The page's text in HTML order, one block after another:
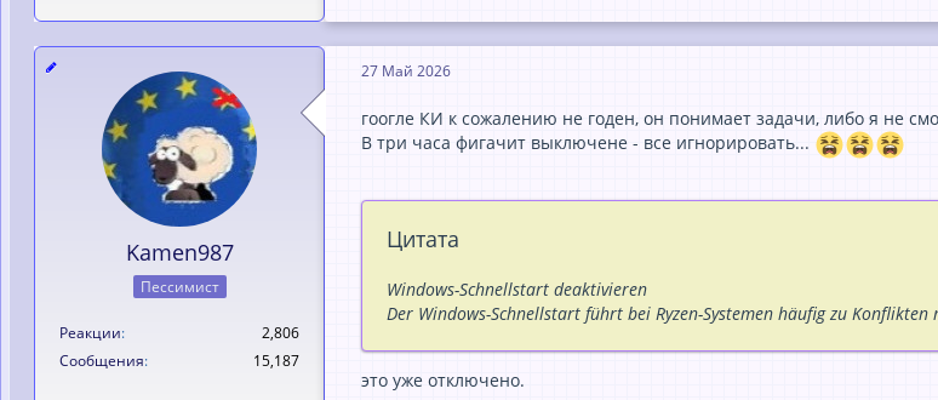
Wenn am nächsten Morgen um 03:00 Uhr ein Benutzer angemeldet ist,
Wichtiger Hinweis
Datenverlust-Risiko: Wenn Sie diese Änderung aktiv setzen,
Benutzern um 03:00 Uhr ohne Vorwarnung geschlossenund
Kamen987
Пессимист
Реакции
2,806
Сообщения
15,187
27 Май 2026
гоогле КИ к сожалению не годен, он понимает задачи, либо я не
В три часа фигачит выключене - все игнорировать...
Цитата
Windows-Schnellstart deaktivieren
Der Windows-Schnellstart führt bei Ryzen-Systemen häufig zu
это уже отключено.